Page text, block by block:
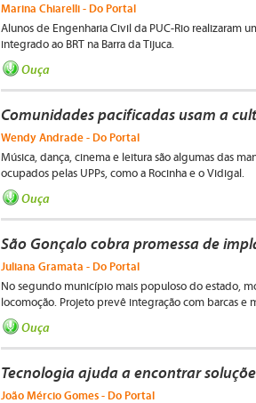
Marina Chiarelli - Do Portal
Alunos de Engenharia Civil da PUC-Rio realizaram
integrado ao BRT na Barra da Tijuca.
Ouça
Comunidades pacificadas usam a
Wendy Andrade - Do Portal
Música, dança, cinema e leitura são algumas das
ocupados pelas UPPs, como a Rocinha e o Vidigal.
Ouça
São Gonçalo cobra promessa de
Juliana Gramata - Do Portal
No segundo município mais populoso do estado,
locomoção. Projeto prevê integração com barcas e
Ouça
Tecnologia ajuda a encontrar
João Mércio Gomes - Do Portal